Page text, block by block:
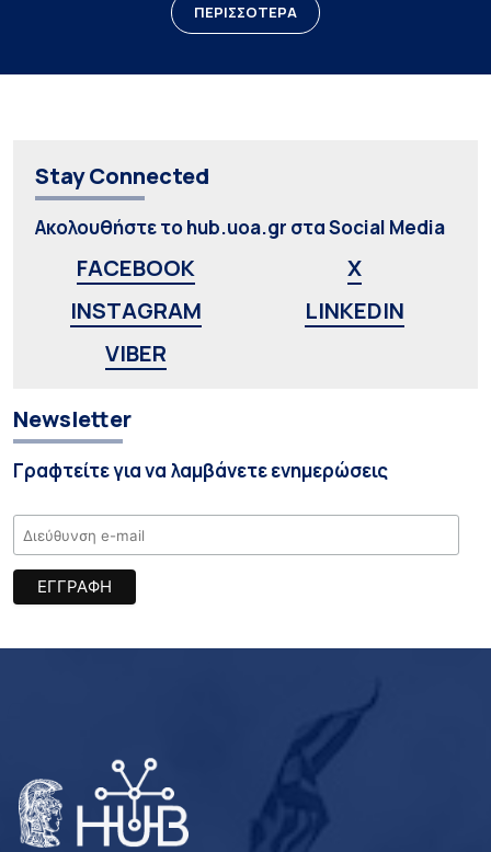
ΠΕΡΙΣΣΟΤΕΡΑ
Stay Connected
Ακολουθήστε το hub.uoa.gr στα Social Media
FACEBOOK
X
INSTAGRAM
LINKEDIN
VIBER
Newsletter
Γραφτείτε για να λαμβάνετε ενημερώσεις